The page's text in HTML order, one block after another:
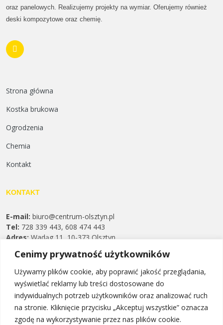
Cenimy prywatność użytkowników
Używamy plików cookie, aby poprawić jakość przeglądania,
wyświetlać reklamy lub treści dostosowane do
indywidualnych potrzeb użytkowników oraz analizować ruch
na stronie. Kliknięcie przycisku „Akceptuj wszystkie” oznacza
zgodę na wykorzystywanie przez nas plików cookie.
oraz panelowych. Realizujemy projekty na wymiar. Oferujemy również
deski kompozytowe oraz chemię.
Strona główna
Kostka brukowa
Ogrodzenia
Chemia
Kontakt
KONTAKT
E-mail: biuro@centrum-olsztyn.pl
Tel: 728 339 443, 608 474 443
Adres:Wadąg 11, 10-373 Olsztyn
Pn. - Pt. 7:00-16:00
Sb. 9:30 - 13:00
Aktualne godziny znajdziesz zawsze na Google Maps